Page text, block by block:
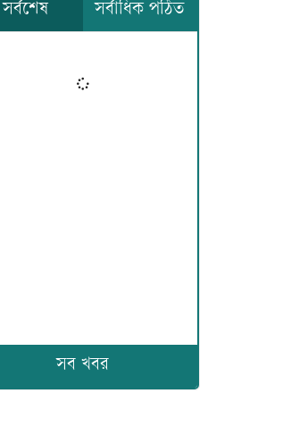
সর্বশেষ সর্বাধিক পঠিত
সব খবর